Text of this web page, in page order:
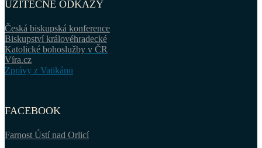
UŽITEČNÉ ODKAZY
Česká biskupská konference
Biskupství královéhradecké
Katolické bohoslužby v ČR
Víra.cz
Zprávy z Vatikánu
FACEBOOK
Farnost Ústí nad Orlicí